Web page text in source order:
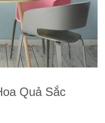
Quả Sắc